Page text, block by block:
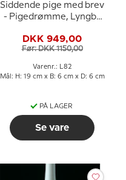
Siddende pige med brev
- Pigedrømme, Lyngby
Copenhagen Denmark
DKK 949,00
Før: DKK 1150,00
Varenr.: L82
Mål: H: 19 cm x B: 6 cm x D: 6 cm
PÅ LAGER
Se vare